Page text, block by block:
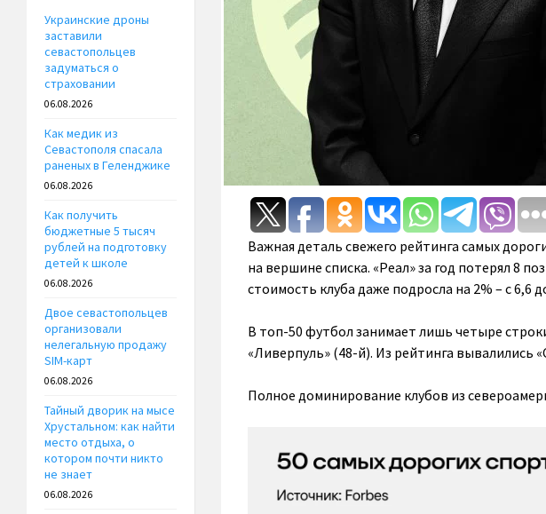
Важная деталь свежего рейтинга самых
на вершине списка. «Реал» за год потерял 8
стоимость клуба даже подросла на 2% – с 6,6
В топ-50 футбол занимает лишь четыре
«Ливерпуль» (48-й). Из рейтинга вывалились
Полное доминирование клубов из
Украинские дроны
заставили
севастопольцев
задуматься о
страховании
06.08.2026
Как медик из
Севастополя спасала
раненых в Геленджике
06.08.2026
Как получить
бюджетные 5 тысяч
рублей на подготовку
детей к школе
06.08.2026
Двое севастопольцев
организовали
нелегальную продажу
SIM-карт
06.08.2026
Тайный дворик на мысе
Хрустальном: как найти
место отдыха, о
котором почти никто
не знает
06.08.2026